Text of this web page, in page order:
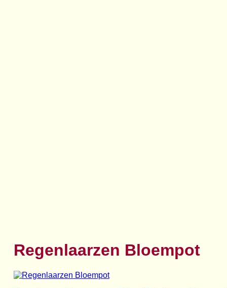
Regenlaarzen Bloempot